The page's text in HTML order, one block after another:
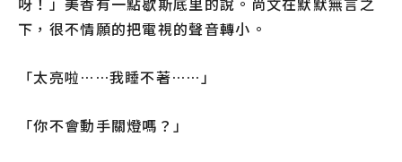
下，很不情願的把電視的聲音轉小。
「太亮啦……我睡不著……」
「你不會動手關燈嗎？」